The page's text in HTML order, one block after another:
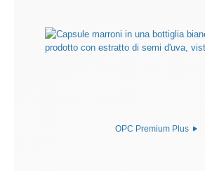
OPC Premium Plus